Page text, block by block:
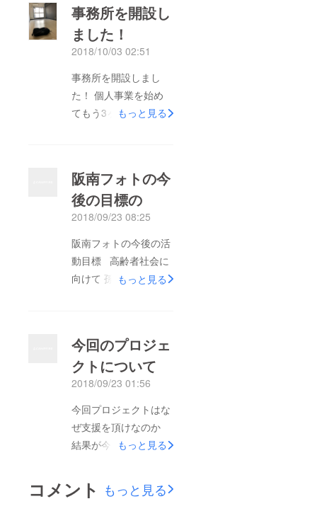
事務所を開設し
ました！
2018/10/03 02:51
事務所を開設しまし
た！ 個人事業を始め
てもう3ヶ月が過ぎて
とができました。 ま
だ何もない事務所です
がこれからいろいろ揃
えて事務所にしていき
ます さらに、事務所
の場所は母からのちに
ここ生まれた地区だと
は阪南市(一時東大阪
や貝塚市にいました)
2018年7月 阪南市で開
区に 2018年10月に事
務所を賃貸 という面
白いネタができました
本日を合わせて残り20
日となりました 今回
もっと見る
阪南フォトの今
後の目標の
2018/09/23 08:25
阪南フォトの今後の活
動目標 高齢者社会に
向けて 孫活という
分が話すことによって
若い世代との温度差を
縮めることができるか
もしれない！これは17
歳という若さだからこ
そできることだと思っ
の喜びを感じてもらい
もっと見る
今回のプロジェ
クトについて
2018/09/23 01:56
今回プロジェクトはな
ぜ支援を頂けなのか
結果が今日ようやくわ
クトを通して何がてき
るか？ 阪南フォトと
もっと見る
コメント もっと見る